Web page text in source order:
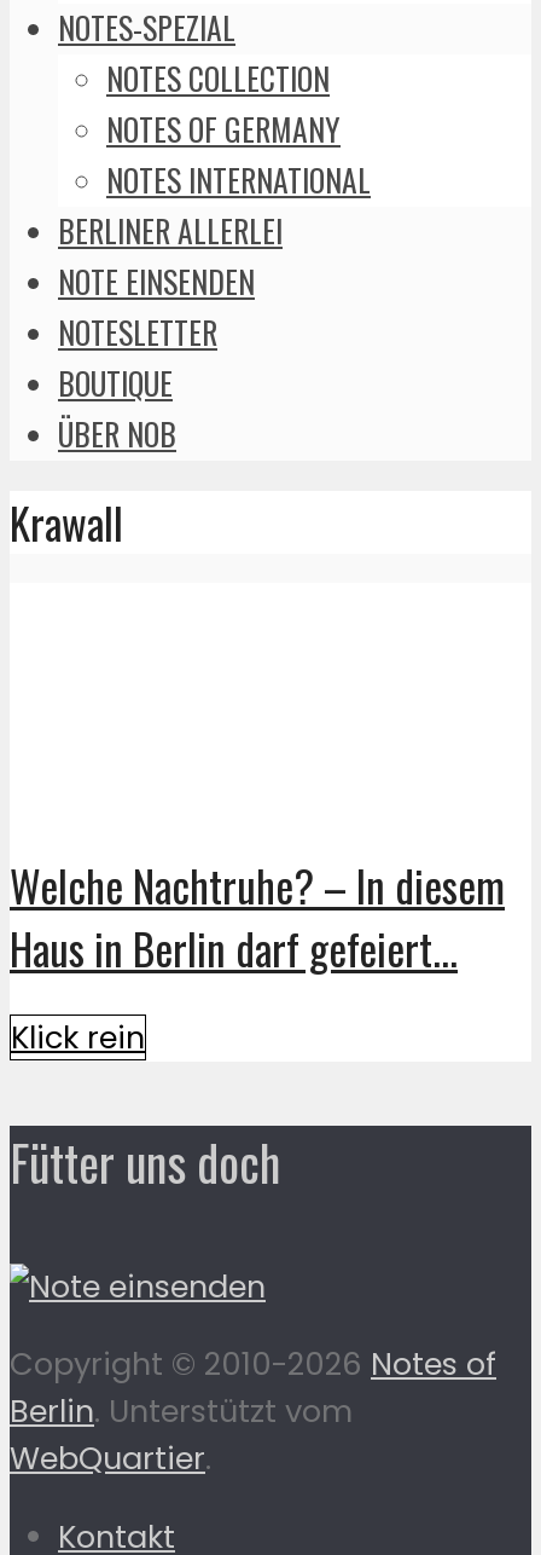
NOTES-SPEZIAL
NOTES COLLECTION
NOTES OF GERMANY
NOTES INTERNATIONAL
BERLINER ALLERLEI
NOTE EINSENDEN
NOTESLETTER
BOUTIQUE
ÜBER NOB
Krawall
Welche Nachtruhe? – In diesem
Haus in Berlin darf gefeiert...
Klick rein
Fütter uns doch
Copyright © 2010-2026 Notes of
Berlin. Unterstützt vom
WebQuartier.
Kontakt